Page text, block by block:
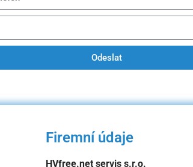
Odeslat
Firemní údaje
HVfree.net servis s.r.o.